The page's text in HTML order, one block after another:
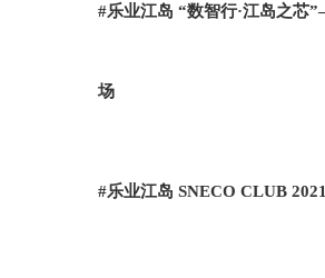
#乐业江岛 “数智行·江岛之
场
#乐业江岛 SNECO CLUB